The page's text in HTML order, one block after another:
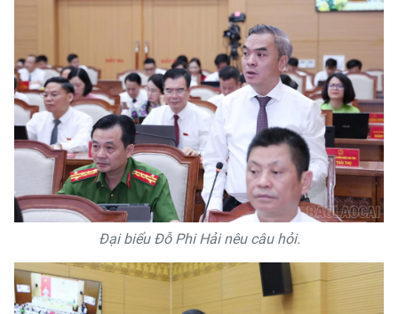
Đại biểu Đỗ Phi Hải nêu câu hỏi.